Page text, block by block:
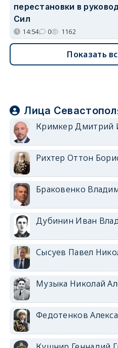
перестановки в
Сил
14:54 0 1162
Показать
Лица
Кримкер Дмитрий
Рихтер Оттон
Браковенко
Дубинин Иван
Сысуев Павел
Музыка Николай
Федотенков